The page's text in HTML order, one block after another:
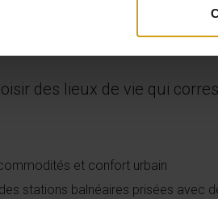
Almería
des lieux de vie qui
et confort urbain
des stations balnéaires prisées avec